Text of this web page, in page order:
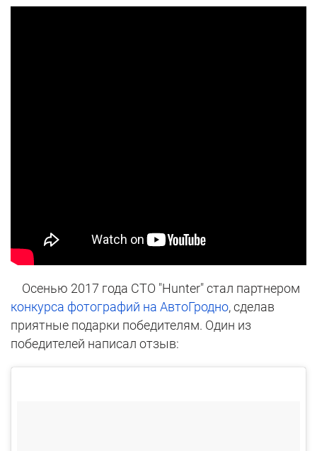
Осенью 2017 года СТО "Hunter" стал партнером
конкурса фотографий на АвтоГродно, сделав
приятные подарки победителям. Один из
победителей написал отзыв: